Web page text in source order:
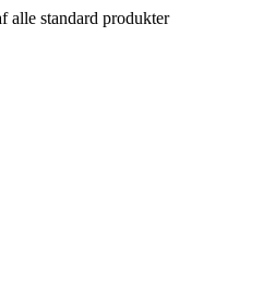
alle standard produkter